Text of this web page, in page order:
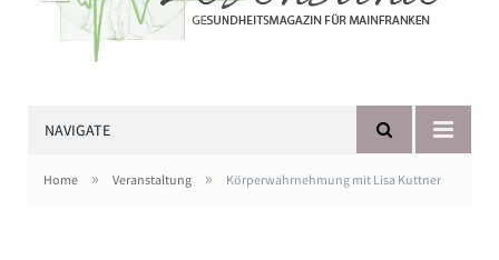
NAVIGATE
Home » Veranstaltung » Körperwahrnehmung mit Lisa Kuttner